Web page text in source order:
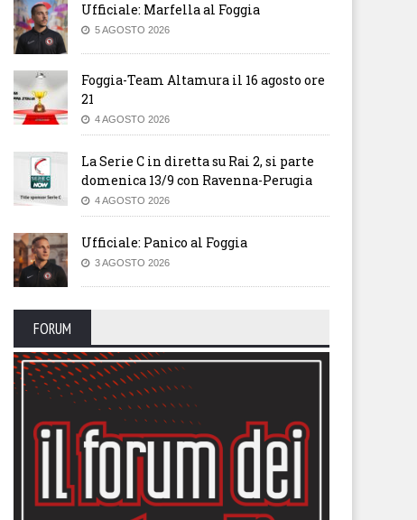
Ufficiale: Marfella al Foggia
5 AGOSTO 2026
Foggia-Team Altamura il 16 agosto ore
21
4 AGOSTO 2026
La Serie C in diretta su Rai 2, si parte
domenica 13/9 con Ravenna-Perugia
4 AGOSTO 2026
Ufficiale: Panico al Foggia
3 AGOSTO 2026
FORUM